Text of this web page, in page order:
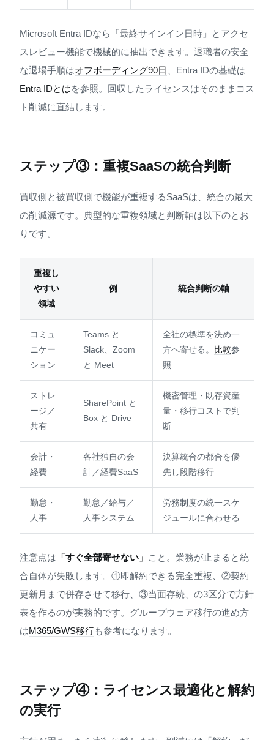
Microsoft Entra IDなら「最終サインイン日時」とアクセ
スレビュー機能で機械的に抽出できます。退職者の安全
な退場手順はオフボーディング90日
、Entra IDの基礎は
Entra IDとはを参照。回収したライセンスはそのままコス
ト削減に直結します。
ステップ③：重複SaaSの統合判断
買収側と被買収側で機能が重複するSaaSは、統合の最大
の削減源です。典型的な重複領域と判断軸は以下のとお
りです。
重複し
やすい
領域
例 統合判断の軸
コミュ
ニケー
ション
Teams と
Slack、Zoom
と Meet
全社の標準を決め一
方へ寄せる。
比較参
照
ストレ
ージ／
共有
SharePoint と
Box と Drive
機密管理・既存資産
量・移行コストで判
断
会計・
経費
各社独自の会
計／経費SaaS
決算統合の都合を優
先し段階移行
勤怠・
人事
勤怠／給与／
人事システム
労務制度の統一スケ
ジュールに合わせる
注意点は 「すぐ全部寄せない」 こと。業務が止まると統
合自体が失敗します。①即解約できる完全重複、②契約
更新月まで併存させて移行、③当面存続、の3区分で方針
表を作るのが実務的です。グループウェア移行の進め方
はM365/GWS移行も参考になります。
ステップ④：ライセンス最適化と解約
の実行